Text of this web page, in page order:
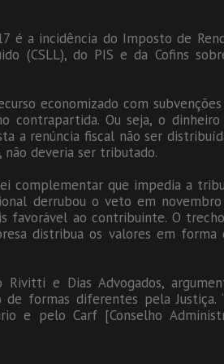
é a incidência do Imposto de
(CSLL), do PIS e da Cofins
economizado com
contrapartida. Ou seja, o
a renúncia fiscal não ser
não deveria ser tributado.
complementar que impedia a
derrubou o veto em
favorável ao contribuinte. O
distribua os valores em forma
Rivitti e Dias Advogados,
formas diferentes pela Justiça.
e pelo Carf [Conselho